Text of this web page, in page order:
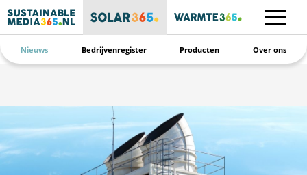
Nieuws Bedrijvenregister Producten Over ons